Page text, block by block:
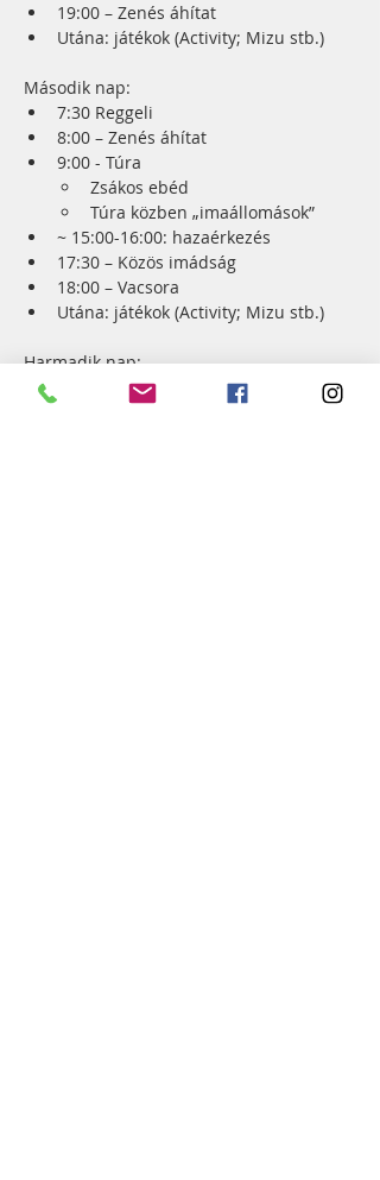
19:00 – Zenés áhítat
Utána: játékok (Activity; Mizu stb.)
Második nap:
7:30 Reggeli
8:00 – Zenés áhítat
9:00 - Túra
Zsákos ebéd
Túra közben „imaállomások”
~ 15:00-16:00: hazaérkezés
17:30 – Közös imádság
18:00 – Vacsora
Utána: játékok (Activity; Mizu stb.)
Harmadik nap:
7:30 – Reggeli
8:00 – Áhítat / vezérfonal